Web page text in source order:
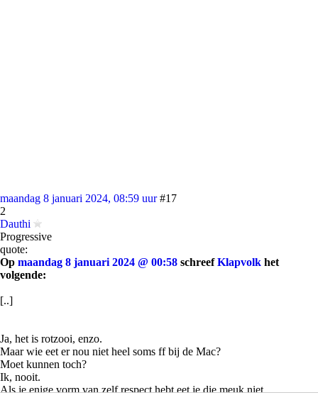
maandag 8 januari 2024, 08:59 uur #17
2
Dauthi
Progressive
quote:
Op maandag 8 januari 2024 @ 00:58 schreefKlapvolk het
volgende:
[..]
Ja, het is rotzooi, enzo.
Maar wie eet er nou niet heel soms ff bij de Mac?
Moet kunnen toch?
Ik, nooit.
Als je enige vorm van zelf respect hebt eet je die meuk niet.